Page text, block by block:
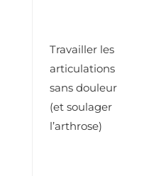
Travailler les
articulations
sans douleur
(et soulager
l’arthrose)